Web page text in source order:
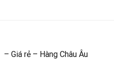
Giá rẻ – Hàng Châu Âu